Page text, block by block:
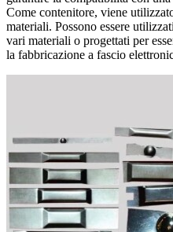
Come contenitore, viene
materiali. Possono essere
vari materiali o progettati per
la fabbricazione a fascio